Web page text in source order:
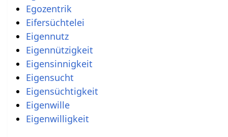
Egozentrik
Eifersüchtelei
Eigennutz
Eigennützigkeit
Eigensinnigkeit
Eigensucht
Eigensüchtigkeit
Eigenwille
Eigenwilligkeit